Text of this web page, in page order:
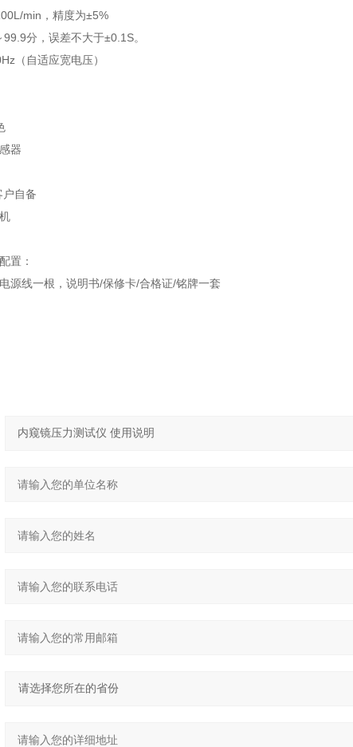
min ，精度为±5%
99.9分，误差不大于±0.1S。
（自适应宽电压）
器
户自备
置：
源线一根，说明书/保修卡/合格证/铭牌一套